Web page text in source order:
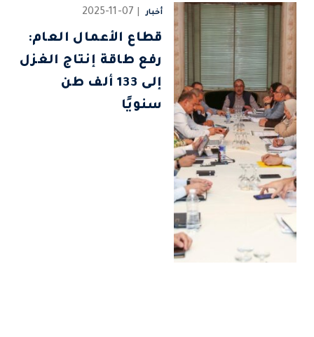
أخبار 2025-11-07
قطاع الأعمال العام:
رفع طاقة إنتاج الغزل
إلى 133 ألف طن
سنويًا